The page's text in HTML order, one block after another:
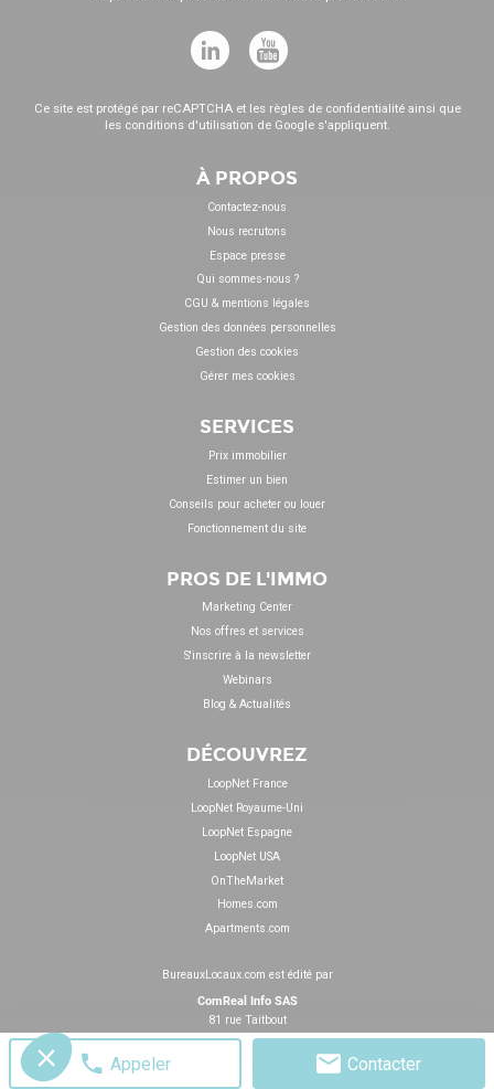
Appeler Contacter
Ce site est protégé par reCAPTCHA et les règles de confidentialitéainsi que
les conditions d'utilisation de Google s'appliquent.
À PROPOS
Contactez-nous
Nous recrutons
Espace presse
Qui sommes-nous ?
CGU & mentions légales
Gestion des données personnelles
Gestion des cookies
Gérer mes cookies
SERVICES
Prix immobilier
Estimer un bien
Conseils pour acheter ou louer
Fonctionnement du site
PROS DE L'IMMO
Marketing Center
Nos offres et services
S'inscrire à la newsletter
Webinars
Blog & Actualités
DÉCOUVREZ
LoopNet France
LoopNet Royaume-Uni
LoopNet Espagne
LoopNet USA
OnTheMarket
Homes.com
Apartments.com
BureauxLocaux.com est édité par
ComReal Info SAS
81 rue Taitbout
75009 Paris